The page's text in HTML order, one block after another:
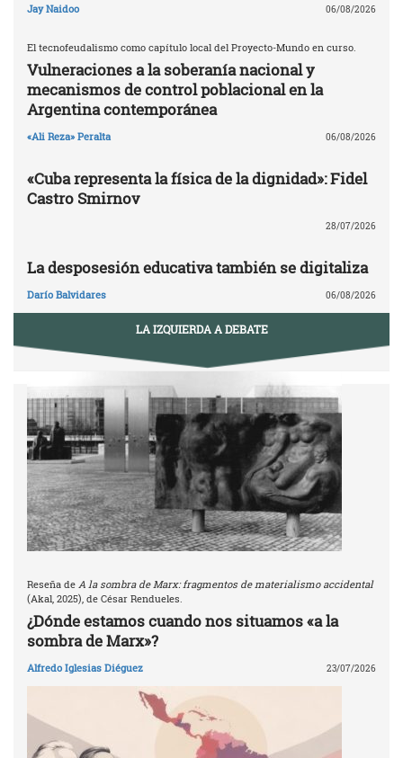
Jay Naidoo 06/08/2026
El tecnofeudalismo como capítulo local del Proyecto-Mundo en curso.
Vulneraciones a la soberanía nacional y
mecanismos de control poblacional en la
Argentina contemporánea
«Ali Reza» Peralta 06/08/2026
«Cuba representa la física de la dignidad»: Fidel
Castro Smirnov
28/07/2026
La desposesión educativa también se digitaliza
Darío Balvidares 06/08/2026
LA IZQUIERDA A DEBATE
Reseña de A la sombra de Marx: fragmentos de materialismo accidental
(Akal, 2025), de César Rendueles.
¿Dónde estamos cuando nos situamos «a la
sombra de Marx»?
Alfredo Iglesias Diéguez 23/07/2026